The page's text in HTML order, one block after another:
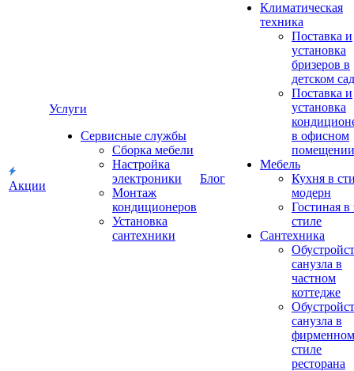
Акции
Услуги
Сервисные службы
Сборка мебели
Настройка
электроники
Монтаж
кондиционеров
Установка
сантехники
Блог
Климатическая
техника
Поставка и
установка
бризеров в
детском
Поставка и
установка
в офисном
помещении
Мебель
Кухня в
модерн
Гостиная в
стиле
Сантехника
санузла в
частном
коттедже
санузла в
фирменном
стиле
ресторана